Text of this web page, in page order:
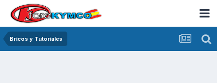
Bricos y Tutoriales